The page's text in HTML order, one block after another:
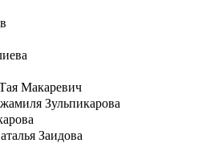
Макаревич
Зульпикарова
Заидова